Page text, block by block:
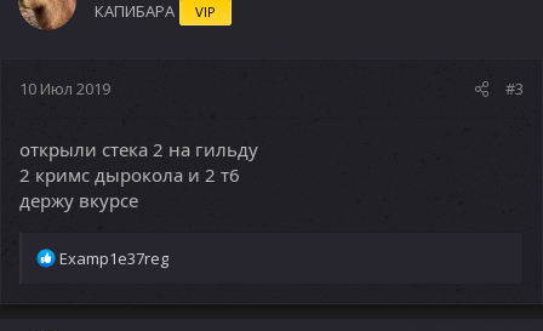
КАПИБАРА VIP
10 Июл 2019 #3
открыли стека 2 на гильду
2 кримс дырокола и 2 т6
держу вкурсе
Р
а
Examp1e37reg